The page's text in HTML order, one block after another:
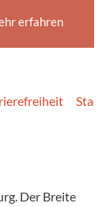
erfahren
Der Breite